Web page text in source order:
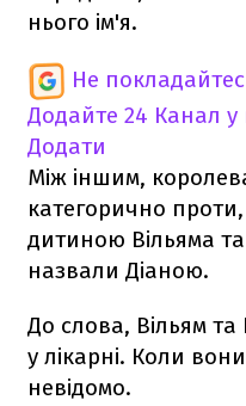
нього ім'я.
Не
Додайте 24 Канал у
Додати
Між іншим,
категорично
дитиною Вільяма та
назвали Діаною.
До слова, Вільям та
у лікарні. Коли
невідомо.